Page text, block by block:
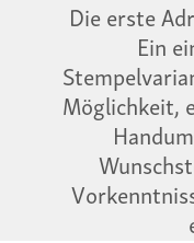
Die erste
Ein
Möglichkeit,